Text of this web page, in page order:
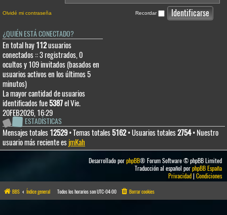
Olvidé mi contraseña Recordar
¿QUIÉN ESTÁ CONECTADO?
En total hay 112usuarios
conectados :: 3 registrados, 0
ocultos y 109 invitados (basados en
usuarios activos en los últimos 5
minutos)
La mayor cantidad de usuarios
identificados fue5387el Vie.
20FEB2026, 16:29
ESTADÍSTICAS
Mensajes totales 12529• Temas totales5162• Usuarios totales2754• Nuestro
usuario más reciente es jmKah
Desarrollado porphpBB® Forum Software © phpBB Limited
Traducción al español porphpBB España
Privacidad| Condiciones
BBS Índice general Todos los horarios sonUTC-04:00 Borrar cookies